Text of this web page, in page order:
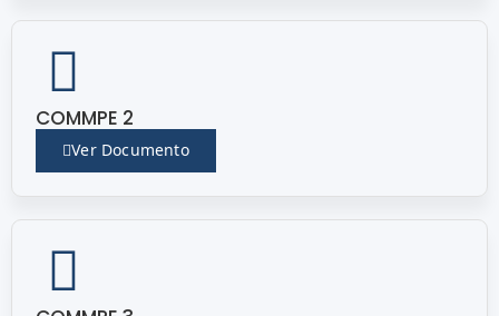
COMMPE 2
Ver Documento